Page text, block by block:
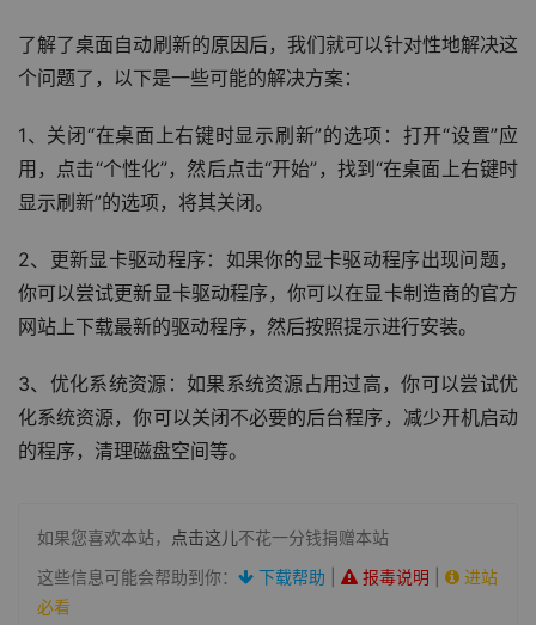
了解了桌面自动刷新的原因后，我们就可以针对性地解决这
个问题了，以下是一些可能的解决方案：
1、关闭“在桌面上右键时显示刷新”的选项：打开“设置”应
用，点击“个性化”，然后点击“开始”，找到“在桌面上右键时
显示刷新”的选项，将其关闭。
2、更新显卡驱动程序：如果你的显卡驱动程序出现问题，
你可以尝试更新显卡驱动程序，你可以在显卡制造商的官方
网站上下载最新的驱动程序，然后按照提示进行安装。
3、优化系统资源：如果系统资源占用过高，你可以尝试优
化系统资源，你可以关闭不必要的后台程序，减少开机启动
的程序，清理磁盘空间等。
如果您喜欢本站， 点击这儿不花一分钱捐赠本站
这些信息可能会帮助到你：
下载帮助 报毒说明
进站
必看